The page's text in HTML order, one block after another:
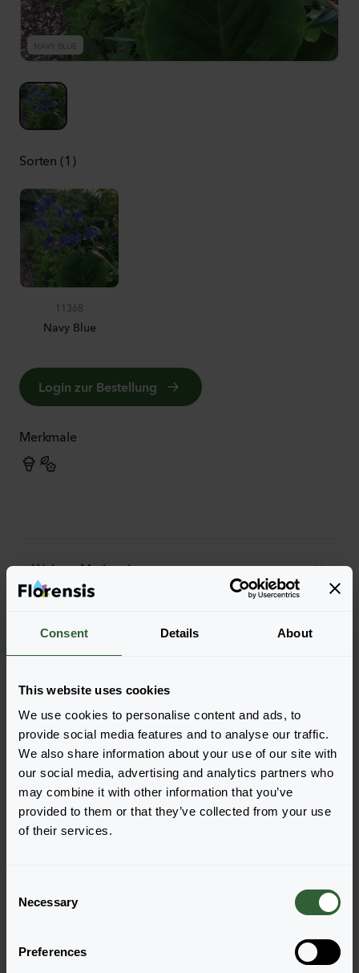
Consent Details About
This website uses cookies
We use cookies to personalise content and ads, to
provide social media features and to analyse our traffic.
We also share information about your use of our site with
our social media, advertising and analytics partners who
may combine it with other information that you’ve
provided to them or that they’ve collected from your use
of their services.
Necessary
Preferences
NAVY BLUE
Sorten (1)
11368
Navy Blue
Login zur Bestellung
Merkmale
Weitere Merkmale
Weitere Informationen
Bestellen Sie die
Legen Sie die Artikel ganz einfach in Ihren Warenkorb,
indem Sie auf eine Produktform der gewünschten
Sorten klicken. Sobald Sie die Artikel hinzugefügt
haben, wird Ihr Warenkorb unten angezeigt.
Alle Verfügbarkeiten anzeigen